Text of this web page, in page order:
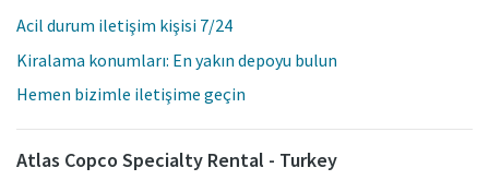
Acil durum iletişim kişisi 7/24
Kiralama konumları: En yakın depoyu bulun
Hemen bizimle iletişime geçin
Atlas Copco Specialty Rental - Turkey